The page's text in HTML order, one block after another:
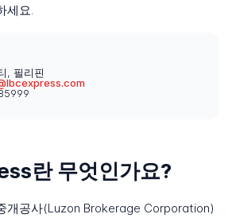
세요.
, 필리핀
란 무엇인가요?
개공사(Luzon Brokerage Corporation)